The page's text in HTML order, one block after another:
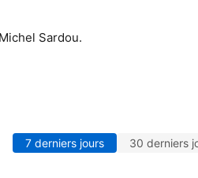
Sardou.
7 derniers jours 30 derniers